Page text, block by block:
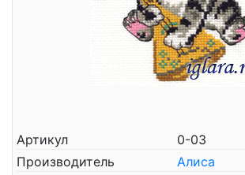
Артикул
0-03
Производитель
Алиса